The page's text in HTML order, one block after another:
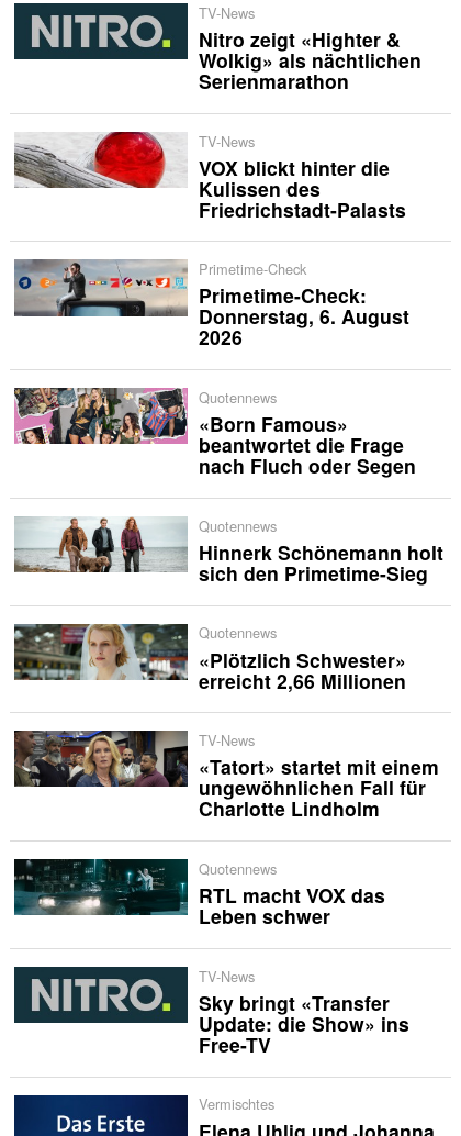
TV-News
Nitro zeigt «Highter &
Wolkig» als nächtlichen
Serienmarathon
TV-News
VOX blickt hinter die
Kulissen des
Friedrichstadt-Palasts
Primetime-Check
Primetime-Check:
Donnerstag, 6. August
2026
Quotennews
«Born Famous»
beantwortet die Frage
nach Fluch oder Segen
Quotennews
Hinnerk Schönemann holt
sich den Primetime-Sieg
Quotennews
«Plötzlich Schwester»
erreicht 2,66 Millionen
TV-News
«Tatort» startet mit einem
ungewöhnlichen Fall für
Charlotte Lindholm
Quotennews
RTL macht VOX das
Leben schwer
TV-News
Sky bringt «Transfer
Update: die Show» ins
Free-TV
Vermischtes